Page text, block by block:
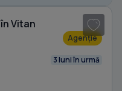
Vitan
Agenție
3 luni în urmă